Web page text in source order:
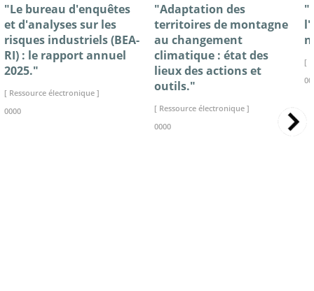
"Le bureau d'enquêtes
et d'analyses sur les
risques industriels (BEA-
RI) : le rapport annuel
2025."
[ Ressource électronique ]
0000
"Adaptation des
territoires de montagne
au changement
climatique : état des
lieux des actions et
outils."
[ Ressource électronique ]
0000
[